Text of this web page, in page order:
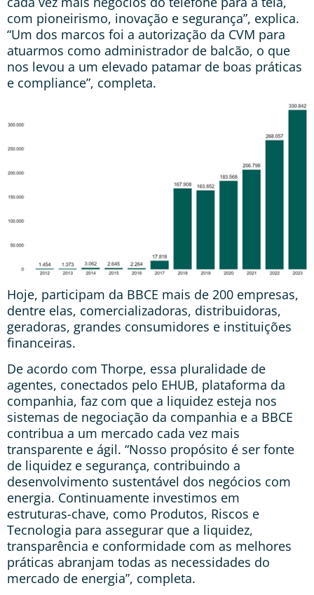
com pioneirismo, inovação e segurança”, explica.
“Um dos marcos foi a autorização da CVM para
atuarmos como administrador de balcão, o que
nos levou a um elevado patamar de boas práticas
e compliance”, completa.
Hoje, participam da BBCE mais de 200 empresas,
dentre elas, comercializadoras, distribuidoras,
geradoras, grandes consumidores e instituições
financeiras.
De acordo com Thorpe, essa pluralidade de
agentes, conectados pelo EHUB, plataforma da
companhia, faz com que a liquidez esteja nos
sistemas de negociação da companhia e a BBCE
contribua a um mercado cada vez mais
transparente e ágil. “Nosso propósito é ser fonte
de liquidez e segurança, contribuindo a
desenvolvimento sustentável dos negócios com
energia. Continuamente investimos em
estruturas-chave, como Produtos, Riscos e
Tecnologia para assegurar que a liquidez,
transparência e conformidade com as melhores
práticas abranjam todas as necessidades do
mercado de energia”, completa.